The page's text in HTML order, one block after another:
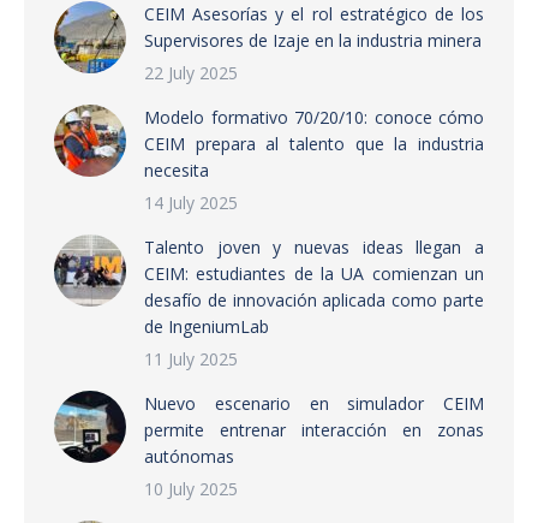
CEIM Asesorías y el rol estratégico de los
Supervisores de Izaje en la industria minera
22 July 2025
Modelo formativo 70/20/10: conoce cómo
CEIM prepara al talento que la industria
necesita
14 July 2025
Talento joven y nuevas ideas llegan a
CEIM: estudiantes de la UA comienzan un
desafío de innovación aplicada como parte
de IngeniumLab
11 July 2025
Nuevo escenario en simulador CEIM
permite entrenar interacción en zonas
autónomas
10 July 2025